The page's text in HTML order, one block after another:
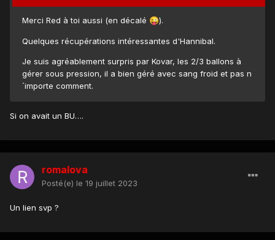
Merci Red à toi aussi (en décalé 😜).
Quelques récupérations intéressantes d'Hannibal.
Je suis agréablement surpris par Kovar, les 2/3 ballons à
gérer sous pression, il a bien géré avec sang froid et pas n
´importe comment.
Si on avait un BU….
romalova
Posté(e) le 19 juillet 2023
Un lien svp ?